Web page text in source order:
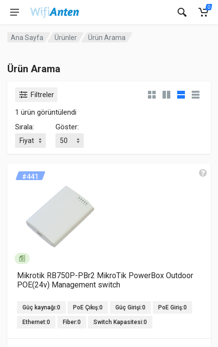
0
Ana Sayfa Ürünler Ürün Arama
Ürün Arama
Filtreler
1 ürün görüntülendi
Sırala:
Göster:
#441
Mikrotik RB750P-PBr2 MikroTik PowerBox Outdoor
POE(24v) Management switch
Güç kaynağı:0 PoE Çıkış:0 Güç Girişi:0 PoE Giriş:0
Ethernet:0 Fiber:0 Switch Kapasitesi:0